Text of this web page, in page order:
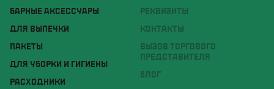
БАРНЫЕ АКСЕССУАРЫ
ДЛЯ ВЫПЕЧКИ
ПАКЕТЫ
ДЛЯ УБОРКИ И ГИГИЕНЫ
РАСХОДНИКИ
РЕКВИЗИТЫ
КОНТАКТЫ
ВЫЗОВ ТОРГОВОГО
ПРЕДСТАВИТЕЛЯ
БЛОГ